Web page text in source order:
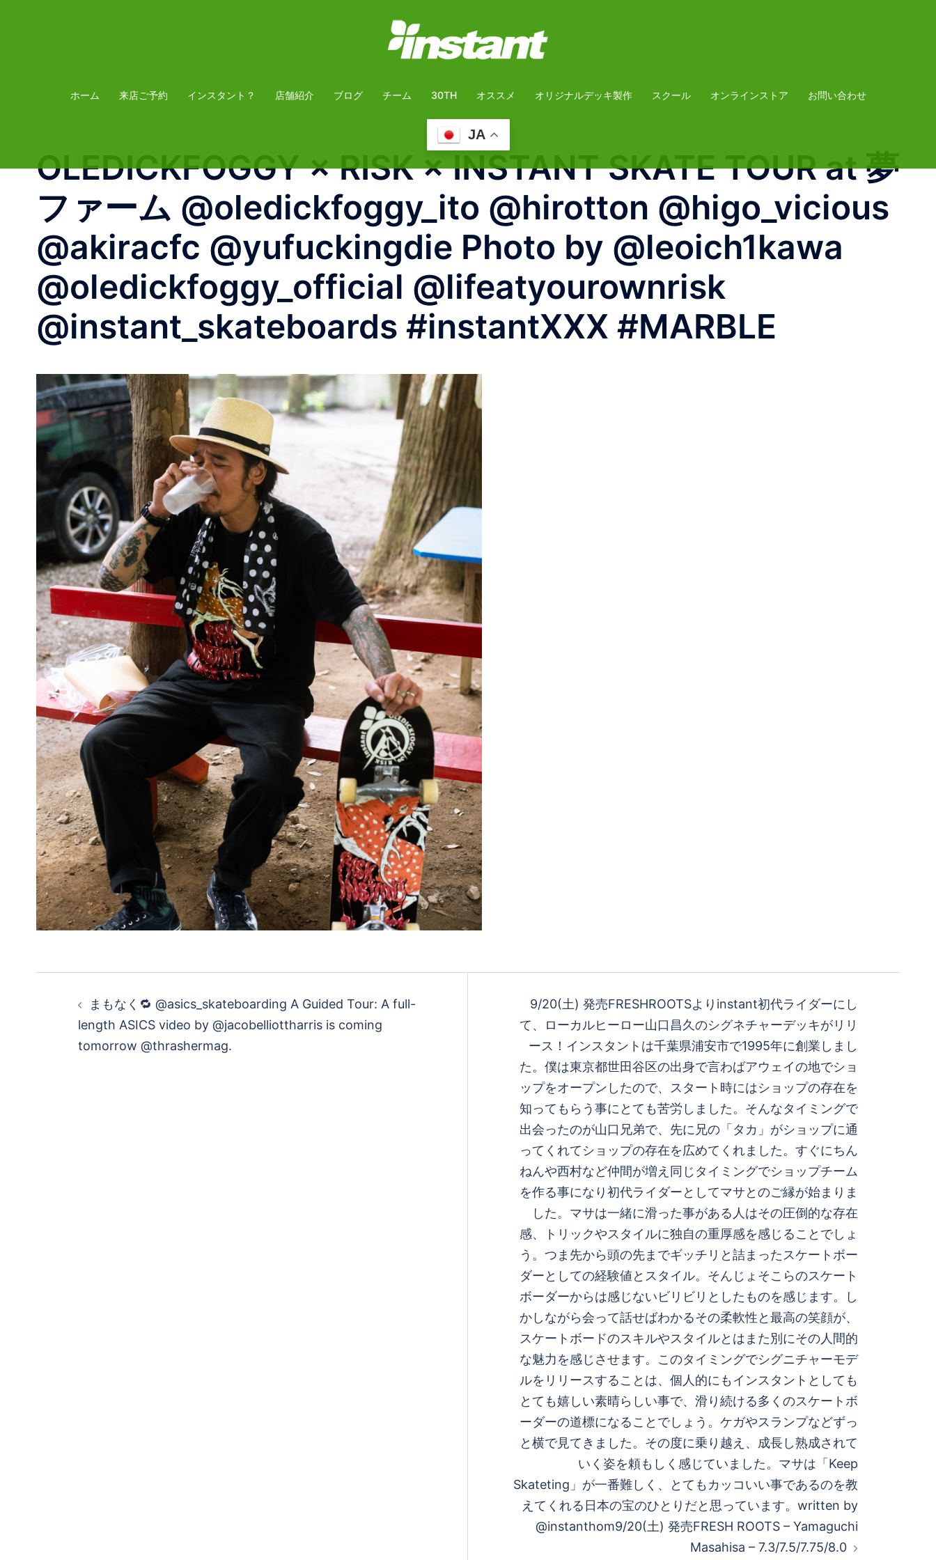
ホーム 来店ご予約 インスタント？ 店舗紹介 ブログ チーム 30TH オススメ オリジナルデッキ製作 スクール オンラインストア お問い合わせ
JA
OLEDICKFOGGY × RISK × INSTANT SKATE TOUR at 夢
ファーム @oledickfoggy_ito @hirotton @higo_vicious
@akiracfc @yufuckingdie Photo by @leoich1kawa
@oledickfoggy_official @lifeatyourownrisk
@instant_skateboards #instantXXX #MARBLE
まもなく🔁 @asics_skateboarding A Guided Tour: A full-
length ASICS video by @jacobelliottharris is coming
tomorrow @thrashermag.
9/20(土) 発売FRESHROOTSよりinstant初代ライダーにし
て、ローカルヒーロー山口昌久のシグネチャーデッキがリリ
ース！インスタントは千葉県浦安市で1995年に創業しまし
た。僕は東京都世田谷区の出身で言わばアウェイの地でショ
ップをオープンしたので、スタート時にはショップの存在を
知ってもらう事にとても苦労しました。そんなタイミングで
出会ったのが山口兄弟で、先に兄の「タカ」がショップに通
ってくれてショップの存在を広めてくれました。すぐにちん
ねんや西村など仲間が増え同じタイミングでショップチーム
を作る事になり初代ライダーとしてマサとのご縁が始まりま
した。マサは一緒に滑った事がある人はその圧倒的な存在
感、トリックやスタイルに独自の重厚感を感じることでしょ
う。つま先から頭の先までギッチリと詰まったスケートボー
ダーとしての経験値とスタイル。そんじょそこらのスケート
ボーダーからは感じないビリビリとしたものを感じます。し
かしながら会って話せばわかるその柔軟性と最高の笑顔が、
スケートボードのスキルやスタイルとはまた別にその人間的
な魅力を感じさせます。このタイミングでシグニチャーモデ
ルをリリースすることは、個人的にもインスタントとしても
とても嬉しい素晴らしい事で、滑り続ける多くのスケートボ
ーダーの道標になることでしょう。ケガやスランプなどずっ
と横で見てきました。その度に乗り越え、成長し熟成されて
いく姿を頼もしく感じていました。マサは「Keep
Skateting」が一番難しく、とてもカッコいい事であるのを教
えてくれる日本の宝のひとりだと思っています。written by
@instanthom9/20(土) 発売FRESH ROOTS – Yamaguchi
Masahisa – 7.3/7.5/7.75/8.0